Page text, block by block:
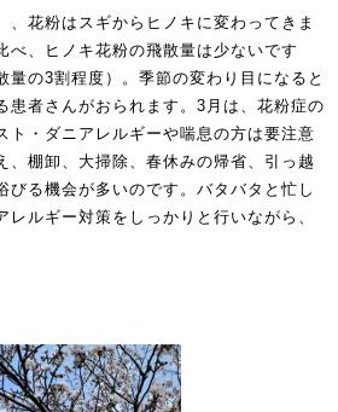
、花粉はスギからヒノキに変わってきま
べ、ヒノキ花粉の飛散量は少ないです
量の3割程度）。季節の変わり目になると
患者さんがおられます。3月は、花粉症の
ト・ダニアレルギーや喘息の方は要注意
、棚卸、大掃除、春休みの帰省、引っ越
びる機会が多いのです。バタバタと忙し
レルギー対策をしっかりと行いながら、